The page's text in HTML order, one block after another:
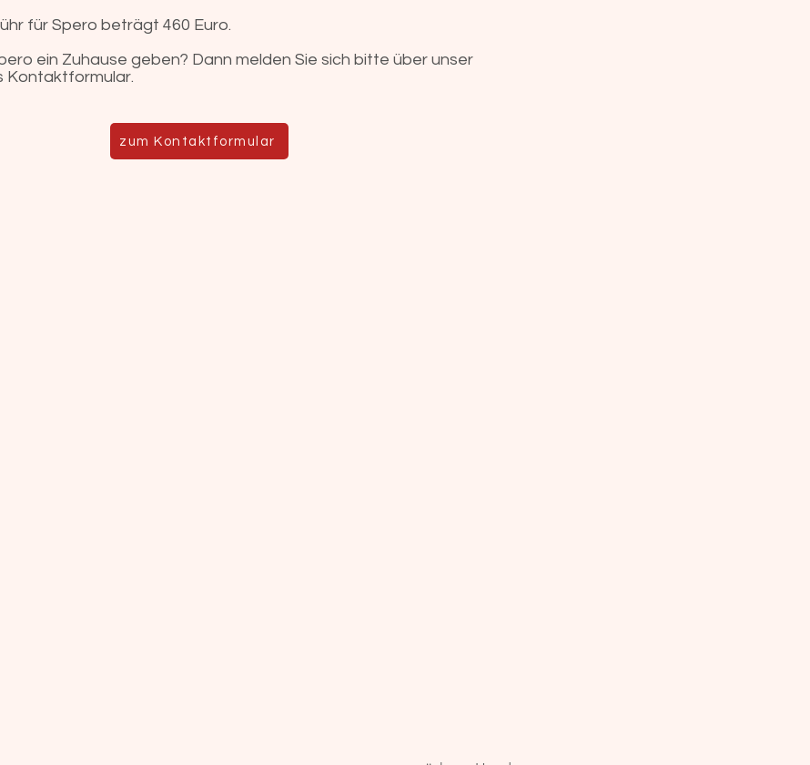
für Spero beträgt 460 Euro.
ein Zuhause geben? Dann melden Sie sich bitte über unser
Kontaktformular.
zum Kontaktformular